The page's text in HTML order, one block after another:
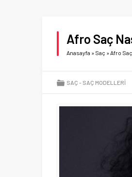
Afro Saç
Anasayfa » Saç »Afro Saç
SAÇ SAÇ MODELLERI